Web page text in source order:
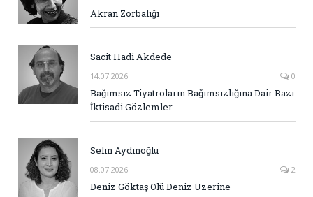
Akran Zorbalığı
Sacit Hadi Akdede
14.07.2026 0
Bağımsız Tiyatroların Bağımsızlığına Dair Bazı
İktisadi Gözlemler
Selin Aydınoğlu
08.07.2026 2
Deniz Göktaş Ölü Deniz Üzerine